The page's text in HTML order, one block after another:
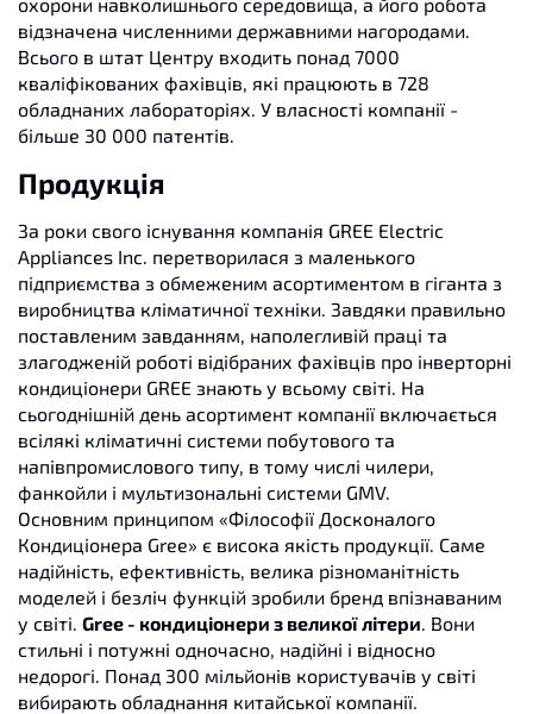
відзначена численними державними нагородами.
Всього в штат Центру входить понад 7000
кваліфікованих фахівців, які працюють в 728
обладнаних лабораторіях. У власності компанії -
більше 30 000 патентів.
Продукція
За роки свого існування компанія GREE Electric
Appliances Inc. перетворилася з маленького
підприємства з обмеженим асортиментом в гіганта з
виробництва кліматичної техніки. Завдяки правильно
поставленим завданням, наполегливій праці та
злагодженій роботі відібраних фахівців про інверторні
кондиціонери GREE знають у всьому світі. На
сьогоднішній день асортимент компанії включається
всілякі кліматичні системи побутового та
напівпромислового типу, в тому числі чилери,
фанкойли і мультизональні системи GMV.
Основним принципом «Філософії Досконалого
Кондиціонера Gree» є висока якість продукції. Саме
надійність, ефективність, велика різноманітність
моделей і безліч функцій зробили бренд впізнаваним
у світі. Gree - кондиціонери з великої літери . Вони
стильні і потужні одночасно, надійні і відносно
недорогі. Понад 300 мільйонів користувачів у світі
вибирають обладнання китайської компанії.